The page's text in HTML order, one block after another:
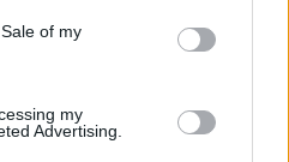
of my
my
Advertising.
2026